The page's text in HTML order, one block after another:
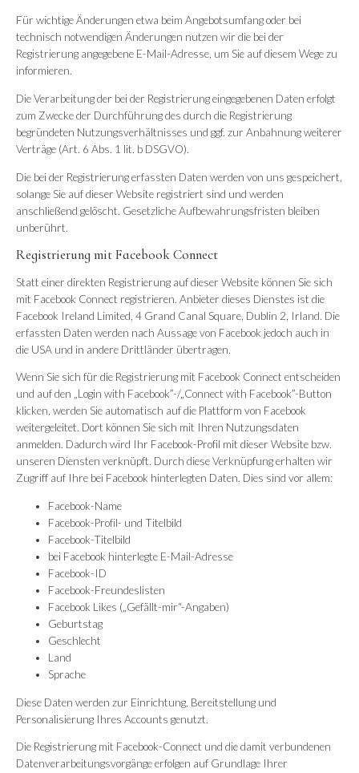
Für wichtige Änderungen etwa beim Angebotsumfang oder bei
technisch notwendigen Änderungen nutzen wir die bei der
Registrierung angegebene E-Mail-Adresse, um Sie auf diesem Wege zu
informieren.
Die Verarbeitung der bei der Registrierung eingegebenen Daten erfolgt
zum Zwecke der Durchführung des durch die Registrierung
begründeten Nutzungsverhältnisses und ggf. zur Anbahnung weiterer
Verträge (Art. 6 Abs. 1 lit. b DSGVO).
Die bei der Registrierung erfassten Daten werden von uns gespeichert,
solange Sie auf dieser Website registriert sind und werden
anschließend gelöscht. Gesetzliche Aufbewahrungsfristen bleiben
unberührt.
Registrierung mit Facebook Connect
Statt einer direkten Registrierung auf dieser Website können Sie sich
mit Facebook Connect registrieren. Anbieter dieses Dienstes ist die
Facebook Ireland Limited, 4 Grand Canal Square, Dublin 2, Irland. Die
erfassten Daten werden nach Aussage von Facebook jedoch auch in
die USA und in andere Drittländer übertragen.
Wenn Sie sich für die Registrierung mit Facebook Connect entscheiden
und auf den „Login with Facebook”-/„Connect with Facebook”-Button
klicken, werden Sie automatisch auf die Plattform von Facebook
weitergeleitet. Dort können Sie sich mit Ihren Nutzungsdaten
anmelden. Dadurch wird Ihr Facebook-Profil mit dieser Website bzw.
unseren Diensten verknüpft. Durch diese Verknüpfung erhalten wir
Zugriff auf Ihre bei Facebook hinterlegten Daten. Dies sind vor allem:
Facebook-Name
Facebook-Profil- und Titelbild
Facebook-Titelbild
bei Facebook hinterlegte E-Mail-Adresse
Facebook-ID
Facebook-Freundeslisten
Facebook Likes („Gefällt-mir“-Angaben)
Geburtstag
Geschlecht
Land
Sprache
Diese Daten werden zur Einrichtung, Bereitstellung und
Personalisierung Ihres Accounts genutzt.
Die Registrierung mit Facebook-Connect und die damit verbundenen
Datenverarbeitungsvorgänge erfolgen auf Grundlage Ihrer